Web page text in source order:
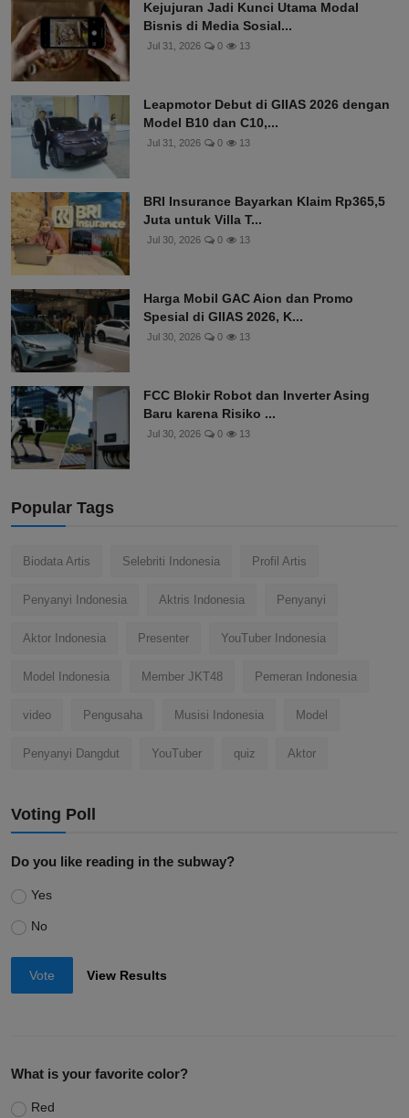
Kejujuran Jadi Kunci Utama Modal
Bisnis di Media Sosial...
Jul 31, 2026 0 13
Leapmotor Debut di GIIAS 2026 dengan
Model B10 dan C10,...
Jul 31, 2026 0 13
BRI Insurance Bayarkan Klaim Rp365,5
Juta untuk Villa T...
Jul 30, 2026 0 13
Harga Mobil GAC Aion dan Promo
Spesial di GIIAS 2026, K...
Jul 30, 2026 0 13
FCC Blokir Robot dan Inverter Asing
Baru karena Risiko ...
Jul 30, 2026 0 13
Popular Tags
Biodata Artis Selebriti Indonesia Profil Artis
Penyanyi Indonesia Aktris Indonesia Penyanyi
Aktor Indonesia Presenter YouTuber Indonesia
Model Indonesia Member JKT48 Pemeran Indonesia
video Pengusaha Musisi Indonesia Model
Penyanyi Dangdut YouTuber quiz Aktor
Voting Poll
Do you like reading in the subway?
Yes
No
Vote View Results
What is your favorite color?
Red